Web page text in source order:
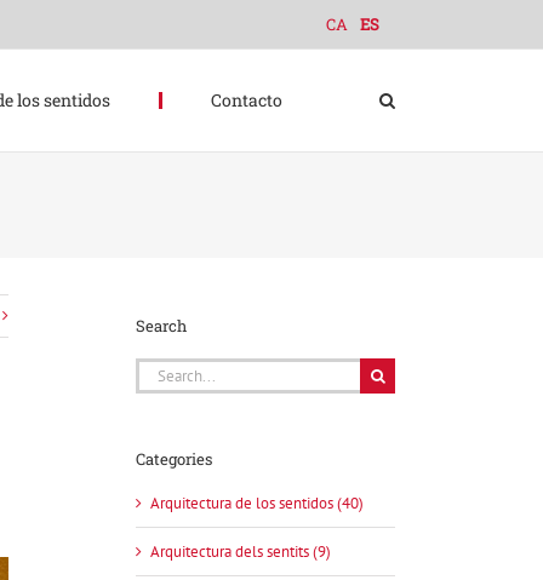
CA ES
los sentidos Contacto
Search
Search
for:
Categories
Arquitectura de los sentidos (40)
Arquitectura dels sentits (9)